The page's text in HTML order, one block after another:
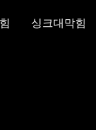
싱크대막힘